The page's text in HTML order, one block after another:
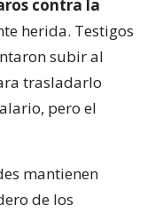
contra la
herida. Testigos
subir al
trasladarlo
pero el
mantienen
de los